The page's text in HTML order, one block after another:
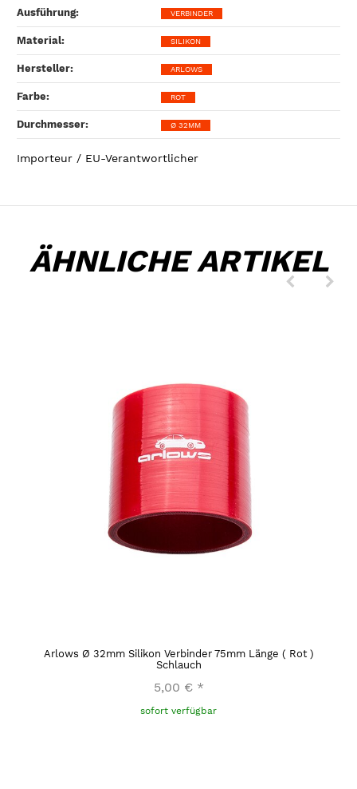
Ausführung‍: VERBINDER
Material‍: SILIKON
Hersteller‍: ARLOWS
Farbe‍: ROT
Durchmesser‍: Ø 32MM
Importeur / EU-Verantwortlicher
ÄHNLICHE ARTIKEL
Arlows Ø 32mm Silikon Verbinder 75mm Länge ( Rot )
Schlauch
5,00 € *
sofort verfügbar